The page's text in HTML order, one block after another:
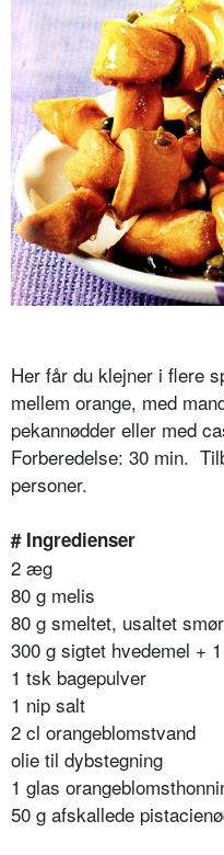
Her får du klejner i flere
mellem orange, med
pekannødder eller med
Forberedelse: 30 min.
personer.
# Ingredienser
2 æg
80 g melis
80 g smeltet, usaltet smør
300 g sigtet hvedemel +
1 tsk bagepulver
1 nip salt
2 cl orangeblomstvand
olie til dybstegning
1 glas
50 g afskallede